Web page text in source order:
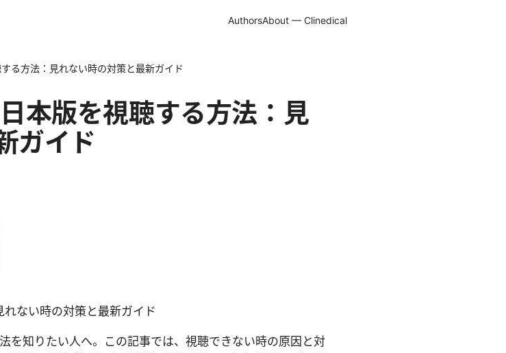
AuthorsAbout — Clinedical
る方法：見れない時の対策と最新ガイド
本版を視聴する方法：見
ガイド
ない時の対策と最新ガイド
を知りたい人へ。この記事では、視聴できない時の原因と対